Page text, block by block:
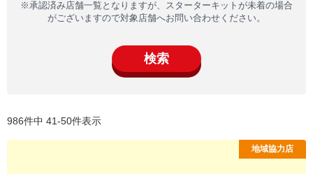
※承認済み店舗一覧となりますが、スターターキットが未着の場合
がございますので対象店舗へお問い合わせください。
検索
986件中 41-50件表示
地域協力店